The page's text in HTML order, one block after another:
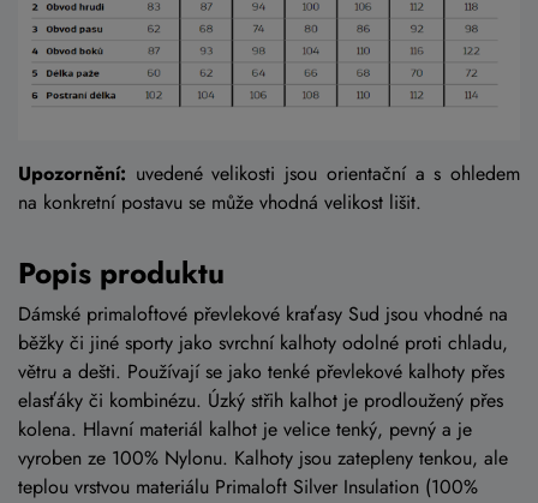
Upozornění: uvedené velikosti jsou orientační a s ohledem
na konkretní postavu se může vhodná velikost lišit.
Popis produktu
Dámské primaloftové převlekové kraťasy Sud jsou vhodné na
běžky či jiné sporty jako svrchní kalhoty odolné proti chladu,
větru a dešti. Používají se jako tenké převlekové kalhoty přes
elasťáky či kombinézu. Úzký střih kalhot je prodloužený přes
kolena. Hlavní materiál kalhot je velice tenký, pevný a je
vyroben ze 100% Nylonu. Kalhoty jsou zatepleny tenkou, ale
teplou vrstvou materiálu Primaloft Silver Insulation (100%